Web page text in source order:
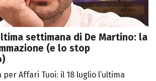
settimana di De Martino: la
(e lo stop
Affari Tuoi: il 18 luglio l’ultima